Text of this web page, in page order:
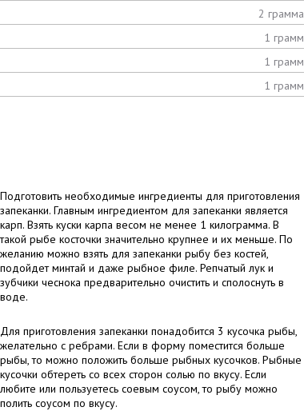
2 грамма
1 грамм
1 грамм
1 грамм
Подготовить необходимые ингредиенты для приготовления
запеканки. Главным ингредиентом для запеканки является
карп. Взять куски карпа весом не менее 1 килограмма. В
такой рыбе косточки значительно крупнее и их меньше. По
желанию можно взять для запеканки рыбу без костей,
подойдет минтай и даже рыбное филе. Репчатый лук и
зубчики чеснока предварительно очистить и сполоснуть в
воде.
Для приготовления запеканки понадобится 3 кусочка рыбы,
желательно с ребрами. Если в форму поместится больше
рыбы, то можно положить больше рыбных кусочков. Рыбные
кусочки обтереть со всех сторон солью по вкусу. Если
любите или пользуетесь соевым соусом, то рыбу можно
полить соусом по вкусу.